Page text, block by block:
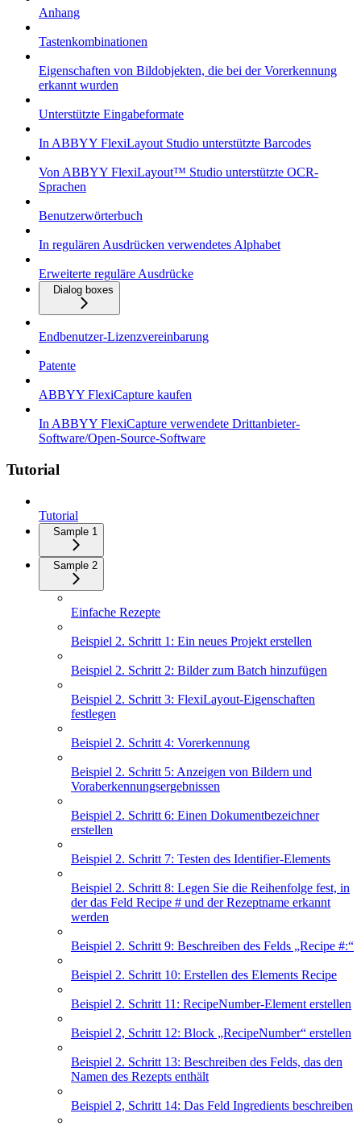
Anhang
Tastenkombinationen
Eigenschaften von Bildobjekten, die bei der Vorerkennung
erkannt wurden
Unterstützte Eingabeformate
In ABBYY FlexiLayout Studio unterstützte Barcodes
Von ABBYY FlexiLayout™ Studio unterstützte OCR-
Sprachen
Benutzerwörterbuch
In regulären Ausdrücken verwendetes Alphabet
Erweiterte reguläre Ausdrücke
Dialog boxes
Endbenutzer-Lizenzvereinbarung
Patente
ABBYY FlexiCapture kaufen
In ABBYY FlexiCapture verwendete Drittanbieter-
Software/Open-Source-Software
Tutorial
Tutorial
Sample 1
Sample 2
Einfache Rezepte
Beispiel 2. Schritt 1: Ein neues Projekt erstellen
Beispiel 2. Schritt 2: Bilder zum Batch hinzufügen
Beispiel 2. Schritt 3: FlexiLayout-Eigenschaften
festlegen
Beispiel 2. Schritt 4: Vorerkennung
Beispiel 2. Schritt 5: Anzeigen von Bildern und
Voraberkennungsergebnissen
Beispiel 2. Schritt 6: Einen Dokumentbezeichner
erstellen
Beispiel 2. Schritt 7: Testen des Identifier-Elements
Beispiel 2. Schritt 8: Legen Sie die Reihenfolge fest, in
der das Feld Recipe # und der Rezeptname erkannt
werden
Beispiel 2. Schritt 9: Beschreiben des Felds „Recipe #:“
Beispiel 2. Schritt 10: Erstellen des Elements Recipe
Beispiel 2. Schritt 11: RecipeNumber-Element erstellen
Beispiel 2, Schritt 12: Block „RecipeNumber“ erstellen
Beispiel 2. Schritt 13: Beschreiben des Felds, das den
Namen des Rezepts enthält
Beispiel 2, Schritt 14: Das Feld Ingredients beschreiben